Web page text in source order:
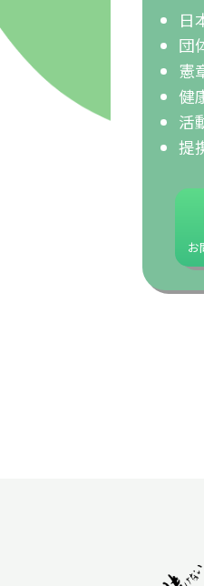
日
団
憲
健
活
提
お